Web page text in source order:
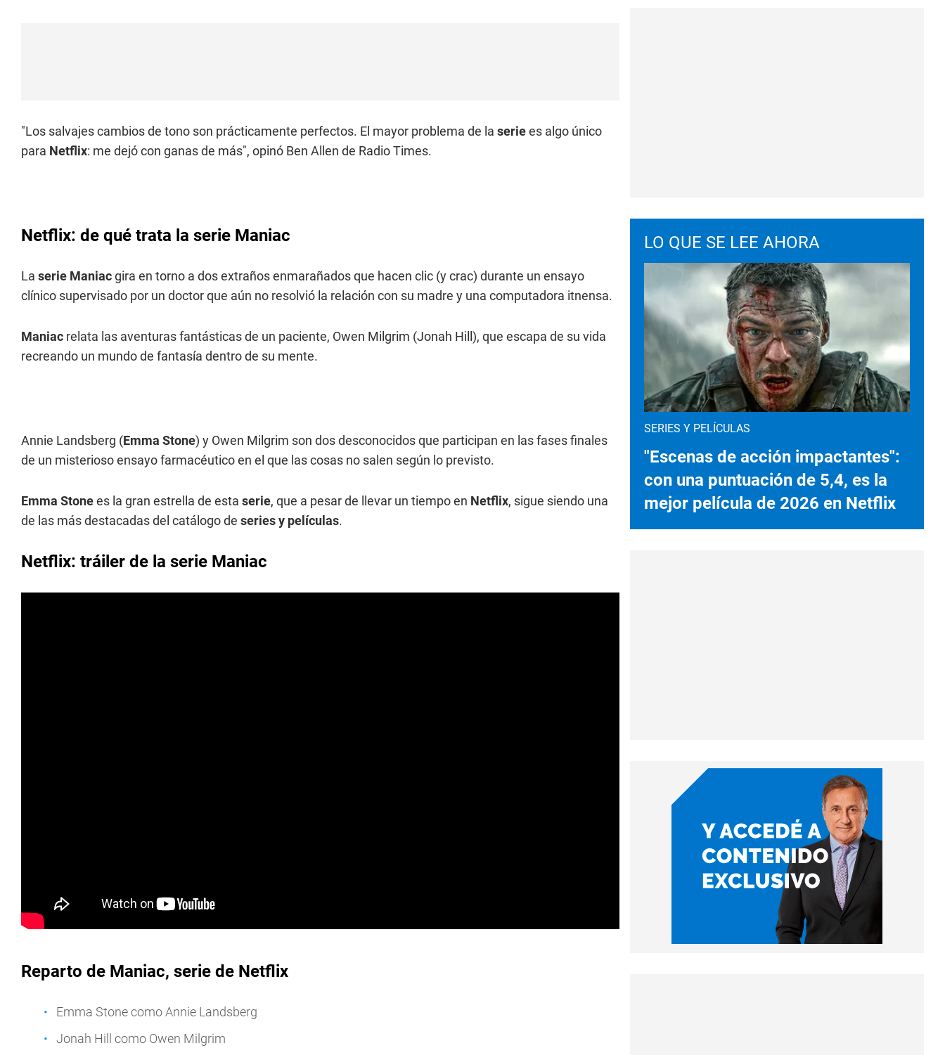
"Los salvajes cambios de tono son prácticamente perfectos. El mayor problema de la seriees algo único
para Netflix: me dejó con ganas de más", opinó Ben Allen de Radio Times.
Netflix: de qué trata la serie Maniac
La serie Maniacgira en torno a dos extraños enmarañados que hacen clic (y crac) durante un ensayo
clínico supervisado por un doctor que aún no resolvió la relación con su madre y una computadora itnensa.
Maniac relata las aventuras fantásticas de un paciente, Owen Milgrim (Jonah Hill), que escapa de su vida
recreando un mundo de fantasía dentro de su mente.
Annie Landsberg (Emma Stone) y Owen Milgrim son dos desconocidos que participan en las fases finales
de un misterioso ensayo farmacéutico en el que las cosas no salen según lo previsto.
Emma Stonees la gran estrella de esta serie, que a pesar de llevar un tiempo en Netflix, sigue siendo una
de las más destacadas del catálogo de series y películas.
Netflix: tráiler de la serie Maniac
Reparto de Maniac, serie de Netflix
Emma Stone como Annie Landsberg
Jonah Hill como Owen Milgrim
LO QUE SE LEE AHORA
SERIES Y PELÍCULAS
"Escenas de acción impactantes":
con una puntuación de 5,4, es la
mejor película de 2026 en Netflix